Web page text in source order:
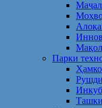
Парки